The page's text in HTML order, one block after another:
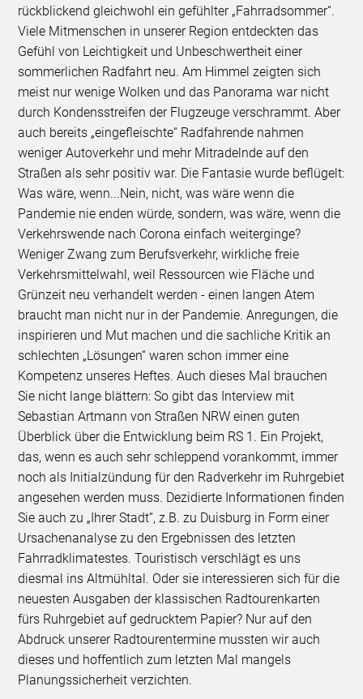
rückblickend gleichwohl ein gefühlter „Fahrradsommer“.
Viele Mitmenschen in unserer Region entdeckten das
Gefühl von Leichtigkeit und Unbeschwertheit einer
sommerlichen Radfahrt neu. Am Himmel zeigten sich
meist nur wenige Wolken und das Panorama war nicht
durch Kondensstreifen der Flugzeuge verschrammt. Aber
auch bereits „eingefleischte“ Radfahrende nahmen
weniger Autoverkehr und mehr Mitradelnde auf den
Straßen als sehr positiv war. Die Fantasie wurde beflügelt:
Was wäre, wenn...Nein, nicht, was wäre wenn die
Pandemie nie enden würde, sondern, was wäre, wenn die
Verkehrswende nach Corona einfach weiterginge?
Weniger Zwang zum Berufsverkehr, wirkliche freie
Verkehrsmittelwahl, weil Ressourcen wie Fläche und
Grünzeit neu verhandelt werden - einen langen Atem
braucht man nicht nur in der Pandemie. Anregungen, die
inspirieren und Mut machen und die sachliche Kritik an
schlechten „Lösungen“ waren schon immer eine
Kompetenz unseres Heftes. Auch dieses Mal brauchen
Sie nicht lange blättern: So gibt das Interview mit
Sebastian Artmann von Straßen NRW einen guten
Überblick über die Entwicklung beim RS 1. Ein Projekt,
das, wenn es auch sehr schleppend vorankommt, immer
noch als Initialzündung für den Radverkehr im Ruhrgebiet
angesehen werden muss. Dezidierte Informationen finden
Sie auch zu „Ihrer Stadt“, z.B. zu Duisburg in Form einer
Ursachenanalyse zu den Ergebnissen des letzten
Fahrradklimatestes. Touristisch verschlägt es uns
diesmal ins Altmühltal. Oder sie interessieren sich für die
neuesten Ausgaben der klassischen Radtourenkarten
fürs Ruhrgebiet auf gedrucktem Papier? Nur auf den
Abdruck unserer Radtourentermine mussten wir auch
dieses und hoffentlich zum letzten Mal mangels
Planungssicherheit verzichten.